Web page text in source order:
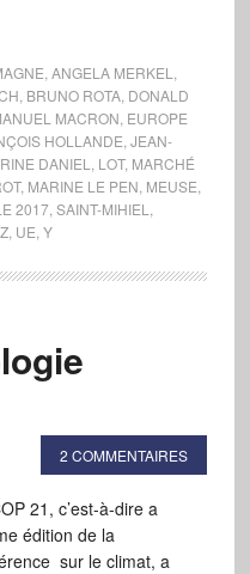
ANGELA MERKEL
BRUNO ROTA, DONALD
MACRON EUROPE
HOLLANDE JEAN-
DANIEL LOT, MARCHÉ
, MARINE LE PEN MEUSE
2017, SAINT-MIHIEL
, UE Y
2 COMMENTAIRES
21, c’est-à-dire a
édition de la
sur le climat, a